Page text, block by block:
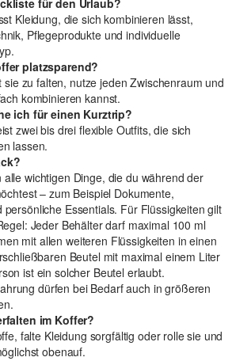
für den Urlaub?
Kleidung, die sich kombinieren lässt,
Pflegeprodukte und individuelle
platzsparend?
sie zu falten, nutze jeden Zwischenraum und
kombinieren kannst.
ich für einen Kurztrip?
zwei bis drei flexible Outfits, die sich
lassen.
wichtigen Dinge, die du während der
– zum Beispiel Dokumente,
Essentials. Für Flüssigkeiten gilt
Jeder Behälter darf maximal 100 ml
mit allen weiteren Flüssigkeiten in einen
Beutel mit maximal einem Liter
ist ein solcher Beutel erlaubt.
dürfen bei Bedarf auch in größeren
im Koffer?
falte Kleidung sorgfältig oder rolle sie und
obenauf.